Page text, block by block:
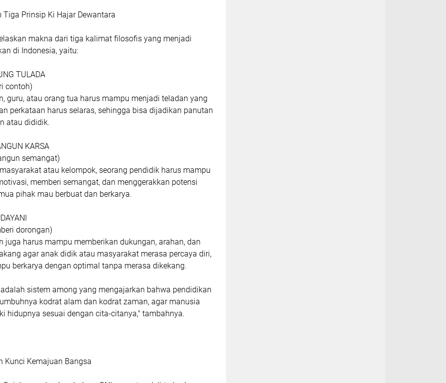
Prinsip Ki Hajar Dewantara
makna dari tiga kalimat filosofis yang menjadi
di Indonesia, yaitu:
TULADA
contoh)
guru, atau orang tua harus mampu menjadi teladan yang
perkataan harus selaras, sehingga bisa dijadikan panutan
atau dididik.
KARSA
semangat)
atau kelompok, seorang pendidik harus mampu
memberi semangat, dan menggerakkan potensi
pihak mau berbuat dan berkarya.
dorongan)
juga harus mampu memberikan dukungan, arahan, dan
agar anak didik atau masyarakat merasa percaya diri,
berkarya dengan optimal tanpa merasa dikekang.
sistem among yang mengajarkan bahwa pendidikan
kodrat alam dan kodrat zaman, agar manusia
hidupnya sesuai dengan cita-citanya," tambahnya.
Kunci Kemajuan Bangsa